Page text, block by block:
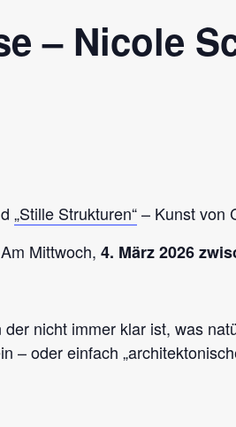
– Nicole
„Stille Strukturen“– Kunst von
Mittwoch, 4. März 2026
nicht immer klar ist, was
oder einfach